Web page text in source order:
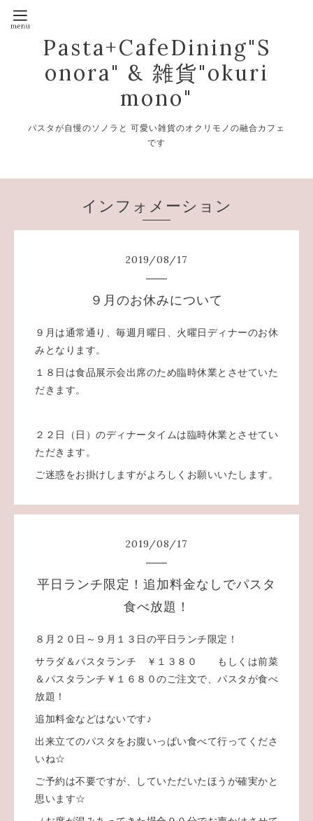
Pasta+CafeDining"S
onora" & 雑貨"okuri
mono"
パスタが自慢のソノラと 可愛い雑貨のオクリモノの融合カフェ
です
インフォメーション
2019/08/17
９月のお休みについて
９月は通常通り、毎週月曜日、火曜日ディナーのお休
みとなります。
１８日は食品展示会出席のため臨時休業とさせていた
だきます。
２２日（日）のディナータイムは臨時休業とさせてい
ただきます。
ご迷惑をお掛けしますがよろしくお願いいたします。
2019/08/17
平日ランチ限定！追加料金なしでパスタ
食べ放題！
８月２０日～９月１３日の平日ランチ限定！
サラダ＆パスタランチ ￥１３８０ もしくは前菜
＆パスタランチ￥１６８０のご注文で、パスタが食べ
放題！
追加料金などはないです♪
出来立てのパスタをお腹いっぱい食べて行ってくださ
いね☆
ご予約は不要ですが、していただいたほうが確実かと
思います☆